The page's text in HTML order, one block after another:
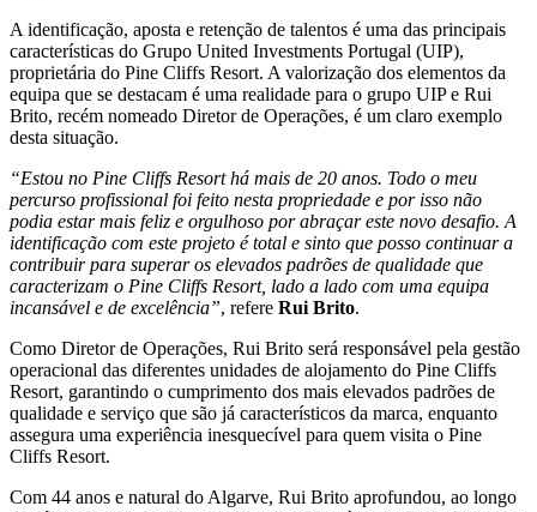
A identificação, aposta e retenção de talentos é uma das principais
características do Grupo United Investments Portugal (UIP),
proprietária do Pine Cliffs Resort. A valorização dos elementos da
equipa que se destacam é uma realidade para o grupo UIP e Rui
Brito, recém nomeado Diretor de Operações, é um claro exemplo
desta situação.
“Estou no Pine Cliffs Resort há mais de 20 anos. Todo o meu
percurso profissional foi feito nesta propriedade e por isso não
podia estar mais feliz e orgulhoso por abraçar este novo desafio. A
identificação com este projeto é total e sinto que posso continuar a
contribuir para superar os elevados padrões de qualidade que
caracterizam o Pine Cliffs Resort, lado a lado com uma equipa
incansável e de excelência”, refere Rui Brito.
Como Diretor de Operações, Rui Brito será responsável pela gestão
operacional das diferentes unidades de alojamento do Pine Cliffs
Resort, garantindo o cumprimento dos mais elevados padrões de
qualidade e serviço que são já característicos da marca, enquanto
assegura uma experiência inesquecível para quem visita o Pine
Cliffs Resort.
Com 44 anos e natural do Algarve, Rui Brito aprofundou, ao longo